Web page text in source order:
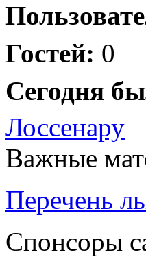
Гостей: 0
Сегодня
Лоссенару
Важные
Перечень
Спонсоры